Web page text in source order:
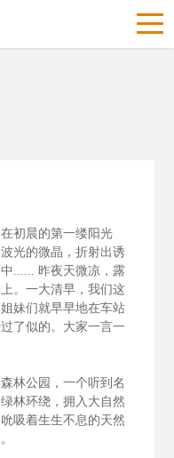
初晨的第一缕阳光
光的微晶，折射出诱
...... 昨夜天微凉，露
。一大清早，我们这
妹们就早早地在车站
了似的。大家一言一
林公园，一个听到名
林环绕，拥入大自然
吸着生生不息的天然